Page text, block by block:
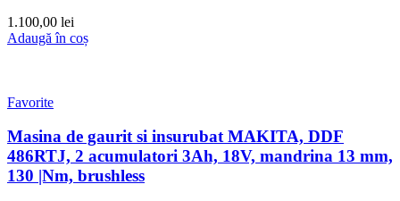
1.100,00 lei
Adaugă în coș
Favorite
Masina de gaurit si insurubat MAKITA, DDF
486RTJ, 2 acumulatori 3Ah, 18V, mandrina 13 mm,
130 |Nm, brushless